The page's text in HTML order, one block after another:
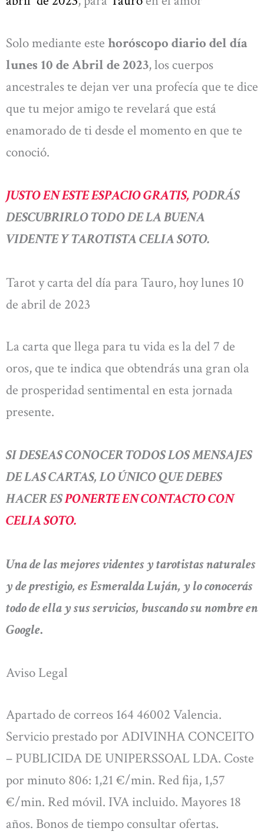
Solo mediante este horóscopo diario del día
lunes 10 de Abril de 2023, los cuerpos
ancestrales te dejan ver una profecía que te dice
que tu mejor amigo te revelará que está
enamorado de ti desde el momento en que te
conoció.
JUSTO EN ESTE ESPACIO GRATIS, PODRÁS
DESCUBRIRLO TODO DE LA BUENA
VIDENTE Y TAROTISTA CELIA SOTO.
Tarot y carta del día para Tauro, hoy lunes 10
de abril de 2023
La carta que llega para tu vida es la del 7 de
oros, que te indica que obtendrás una gran ola
de prosperidad sentimental en esta jornada
presente.
SI DESEAS CONOCER TODOS LOS MENSAJES
DE LAS CARTAS, LO ÚNICO QUE DEBES
HACER ESPONERTE EN CONTACTO CON
CELIA SOTO.
Una de las mejores videntes y tarotistas naturales
y de prestigio, es Esmeralda Luján, y lo conocerás
todo de ella y sus servicios, buscando su nombre en
Google.
Aviso Legal
Apartado de correos 164 46002 Valencia.
Servicio prestado por ADIVINHA CONCEITO
– PUBLICIDA DE UNIPERSSOAL LDA. Coste
por minuto 806: 1,21 €/min. Red fija, 1,57
€/min. Red móvil. IVA incluido. Mayores 18
años. Bonos de tiempo consultar ofertas.